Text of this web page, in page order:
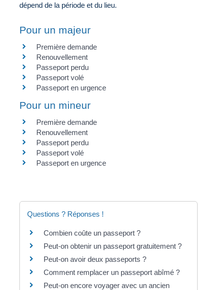
dépend de la période et du lieu.
Pour un majeur
Première demande
Renouvellement
Passeport perdu
Passeport volé
Passeport en urgence
Pour un mineur
Première demande
Renouvellement
Passeport perdu
Passeport volé
Passeport en urgence
Questions ? Réponses !
Combien coûte un passeport ?
Peut-on obtenir un passeport gratuitement ?
Peut-on avoir deux passeports ?
Comment remplacer un passeport abîmé ?
Peut-on encore voyager avec un ancien